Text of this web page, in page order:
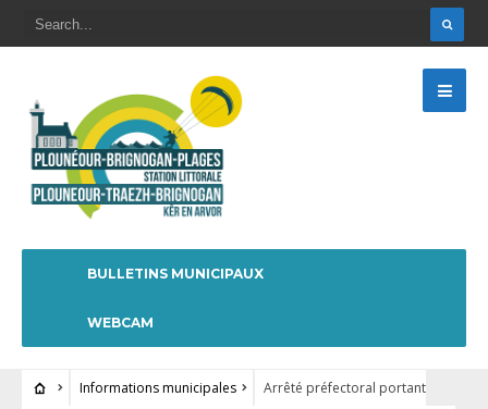
BULLETINS MUNICIPAUX
WEBCAM
Informations municipales
Arrêté préfectoral portant